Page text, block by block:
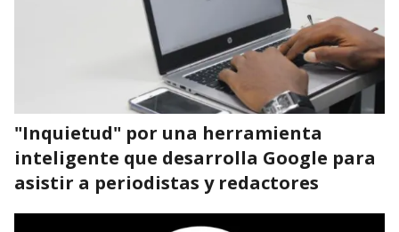
"Inquietud" por una herramienta
inteligente que desarrolla Google para
asistir a periodistas y redactores